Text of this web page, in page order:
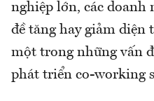
nghiệp lớn, các doanh
đề tăng hay giảm diện
một trong những vấn
phát triển co-working